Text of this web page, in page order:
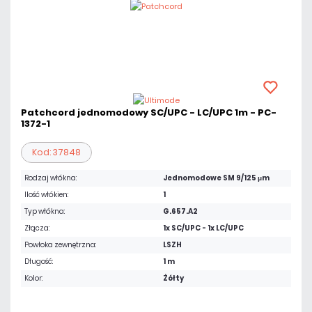
Patchcord jednomodowy SC/UPC - LC/UPC 1m - PC-
1372-1
Kod: 37848
Rodzaj włókna:
Jednomodowe SM 9/125 μm
Ilość włókien:
1
Typ włókna:
G.657.A2
Złącza:
1x SC/UPC - 1x LC/UPC
Powłoka zewnętrzna:
LSZH
Długość:
1 m
Kolor:
Żółty